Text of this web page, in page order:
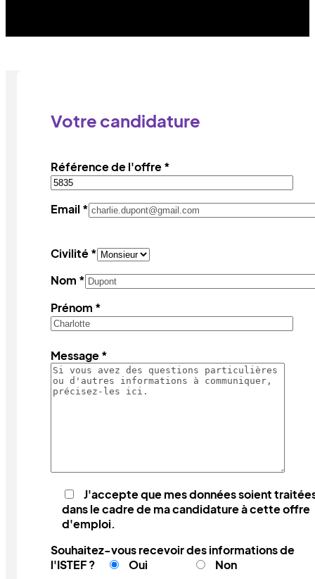
Votre candidature
Référence de l'offre *
Email *
Civilité *
Nom *
Prénom *
Message *
J'accepte que mes données soient
dans le cadre de ma candidature à cette offre
d'emploi.
Souhaitez-vous recevoir des informations de
l'ISTEF ?
Oui Non